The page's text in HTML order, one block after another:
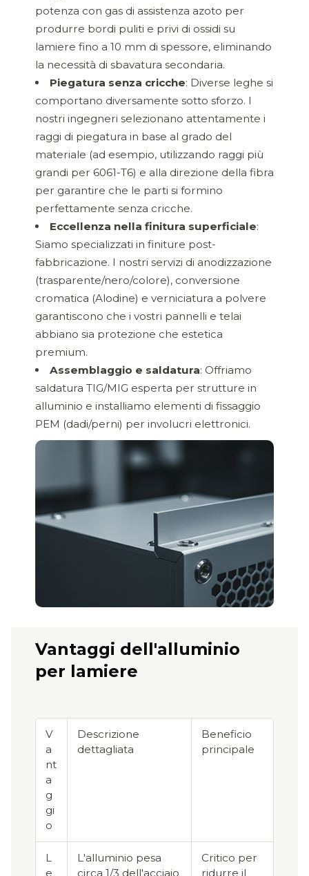
potenza con gas di assistenza azoto per
produrre bordi puliti e privi di ossidi su
lamiere fino a 10 mm di spessore, eliminando
la necessità di sbavatura secondaria.
Piegatura senza cricche: Diverse leghe si
comportano diversamente sotto sforzo. I
nostri ingegneri selezionano attentamente i
raggi di piegatura in base al grado del
materiale (ad esempio, utilizzando raggi più
grandi per 6061-T6) e alla direzione della fibra
per garantire che le parti si formino
perfettamente senza cricche.
Eccellenza nella finitura superficiale:
Siamo specializzati in finiture post-
fabbricazione. I nostri servizi di anodizzazione
(trasparente/nero/colore), conversione
cromatica (Alodine) e verniciatura a polvere
garantiscono che i vostri pannelli e telai
abbiano sia protezione che estetica
premium.
Assemblaggio e saldatura: Offriamo
saldatura TIG/MIG esperta per strutture in
alluminio e installiamo elementi di fissaggio
PEM (dadi/perni) per involucri elettronici.
Vantaggi dell'alluminio
per lamiere
V
a
nt
a
g
gi
o
Descrizione
dettagliata
Beneficio
principale
L
e
L'alluminio pesa
circa 1/3 dell'acciaio
Critico per
ridurre il